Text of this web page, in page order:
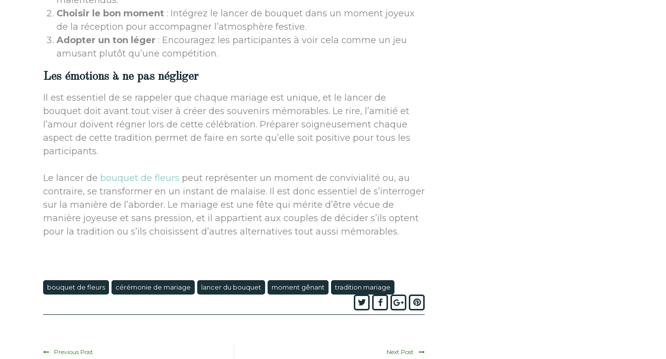
Choisir le bon moment : Intégrez le lancer de bouquet dans un moment joyeux
de la réception pour accompagner l’atmosphère festive.
Adopter un ton léger : Encouragez les participantes à voir cela comme un jeu
amusant plutôt qu’une compétition.
Les émotions à ne pas négliger
Il est essentiel de se rappeler que chaque mariage est unique, et le lancer de
bouquet doit avant tout viser à créer des souvenirs mémorables. Le rire, l’amitié et
l’amour doivent régner lors de cette célébration. Préparer soigneusement chaque
aspect de cette tradition permet de faire en sorte qu’elle soit positive pour tous les
participants.
Le lancer de bouquet de fleurs peut représenter un moment de convivialité ou, au
contraire, se transformer en un instant de malaise. Il est donc essentiel de s’interroger
sur la manière de l’aborder. Le mariage est une fête qui mérite d’être vécue de
manière joyeuse et sans pression, et il appartient aux couples de décider s’ils optent
pour la tradition ou s’ils choisissent d’autres alternatives tout aussi mémorables.
bouquet de fleurs cérémonie de mariage lancer du bouquet moment gênant tradition mariage
TwitterFacebook
Google+Pinterest
Previous Post Next Post